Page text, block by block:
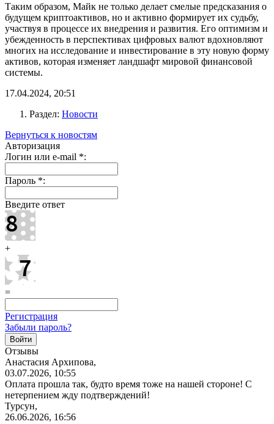
Таким образом, Майк не только делает смелые предсказания о
будущем криптоактивов, но и активно формирует их судьбу,
участвуя в процессе их внедрения и развития. Его оптимизм и
убежденность в перспективах цифровых валют вдохновляют
многих на исследование и инвестирование в эту новую форму
активов, которая изменяет ландшафт мировой финансовой
системы.
17.04.2024, 20:51
Раздел: Новости
Вернуться к новостям
Авторизация
Логин или e-mail *:
Пароль *:
Введите ответ
+
=
Регистрация
Забыли пароль?
Отзывы
Анастасия Архипова,
03.07.2026, 10:55
Оплата прошла так, будто время тоже на нашей стороне! С
нетерпением жду подтверждений!
Турсун,
26.06.2026, 16:56